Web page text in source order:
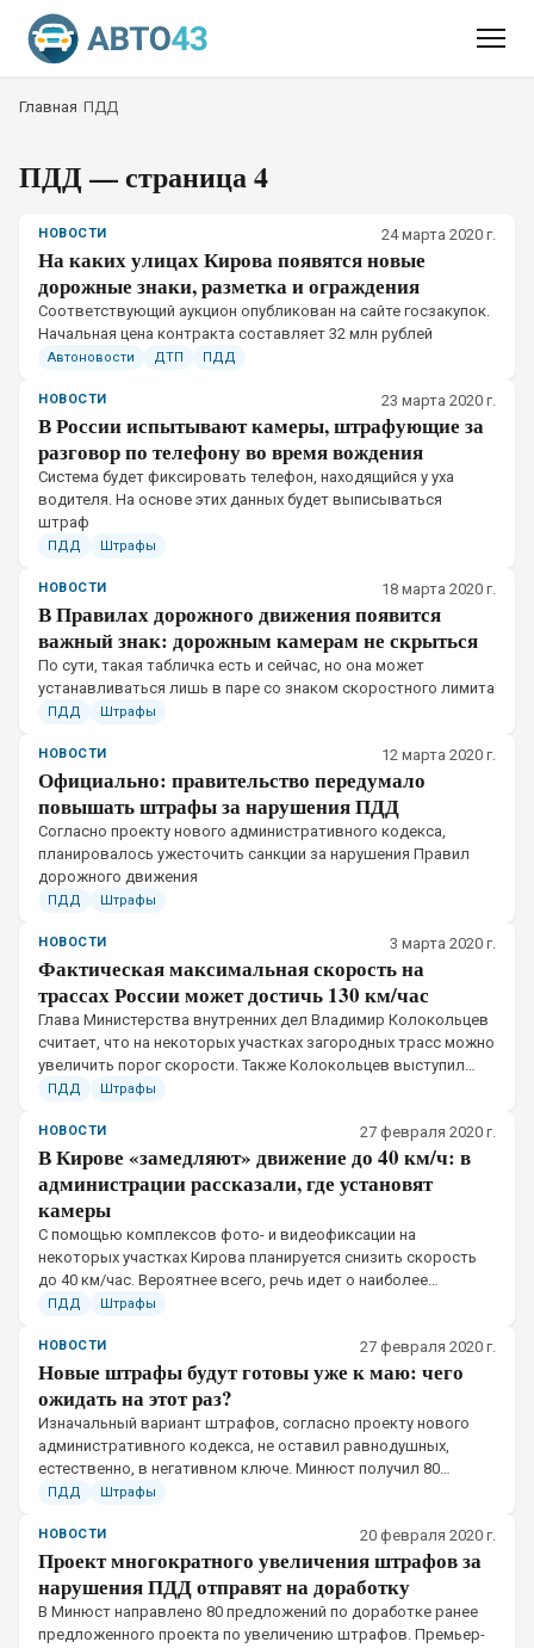
Главная ПДД
ПДД— страница 4
НОВОСТИ 24 марта 2020 г.
На каких улицах Кирова появятся новые
дорожные знаки, разметка и ограждения
​Соответствующий аукцион опубликован на сайте госзакупок.
Начальная цена контракта составляет 32 млн рублей
Автоновости ДТП ПДД
НОВОСТИ 23 марта 2020 г.
В России испытывают камеры, штрафующие за
разговор по телефону во время вождения
​Система будет фиксировать телефон, находящийся у уха
водителя. На основе этих данных будет выписываться
штраф
ПДД Штрафы
НОВОСТИ 18 марта 2020 г.
В Правилах дорожного движения появится
важный знак: дорожным камерам не скрыться
По сути, такая табличка есть и сейчас, но она может
устанавливаться лишь в паре со знаком скоростного лимита
ПДД Штрафы
НОВОСТИ 12 марта 2020 г.
Официально: правительство передумало
повышать штрафы за нарушения ПДД
​Согласно проекту нового административного кодекса,
планировалось ужесточить санкции за нарушения Правил
дорожного движения
ПДД Штрафы
НОВОСТИ 3 марта 2020 г.
Фактическая максимальная скорость на
трассах России может достичь 130 км/час
Глава Министерства внутренних дел Владимир Колокольцев
считает, что на некоторых участках загородных трасс можно
увеличить порог скорости. Также Колокольцев выступил
против отмены нештрафуемого порога в 20 км/час
ПДД Штрафы
НОВОСТИ 27 февраля 2020 г.
В Кирове «замедляют» движение до 40 км/ч: в
администрации рассказали, где установят
камеры
С помощью комплексов фото- и видеофиксации на
некоторых участках Кирова планируется снизить скорость
до 40 км/час. Вероятнее всего, речь идет о наиболее
аварийных участках дорог
ПДД Штрафы
НОВОСТИ 27 февраля 2020 г.
Новые штрафы будут готовы уже к маю: чего
ожидать на этот раз?
​Изначальный вариант штрафов, согласно проекту нового
административного кодекса, не оставил равнодушных,
естественно, в негативном ключе. Минюст получил 80
предложений по доработке проекта
ПДД Штрафы
НОВОСТИ 20 февраля 2020 г.
Проект многократного увеличения штрафов за
нарушения ПДД отправят на доработку
В Минюст направлено 80 предложений по доработке ранее
предложенного проекта по увеличению штрафов. Премьер-